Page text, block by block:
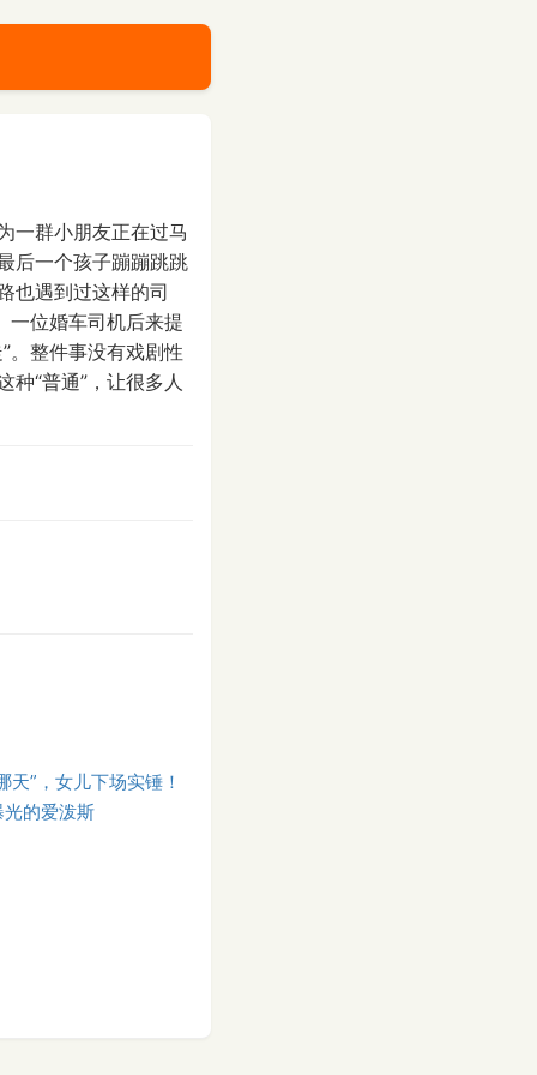
一群小朋友正在过马
后一个孩子蹦蹦跳跳
也遇到过这样的司
一位婚车司机后来提
。整件事没有戏剧性
“普通”，让很多人
”，女儿下场实锤！
光的爱泼斯